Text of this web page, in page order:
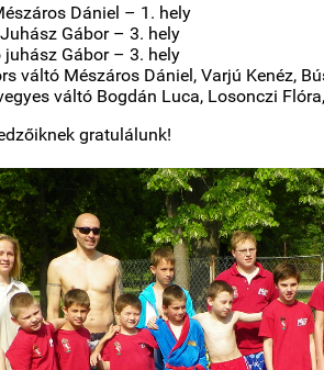
Dániel – 1. hely
Gábor – 3. hely
Gábor – 3. hely
váltó Mészáros Dániel, Varjú Kenéz,
váltó Bogdán Luca, Losonczi
gratulálunk!